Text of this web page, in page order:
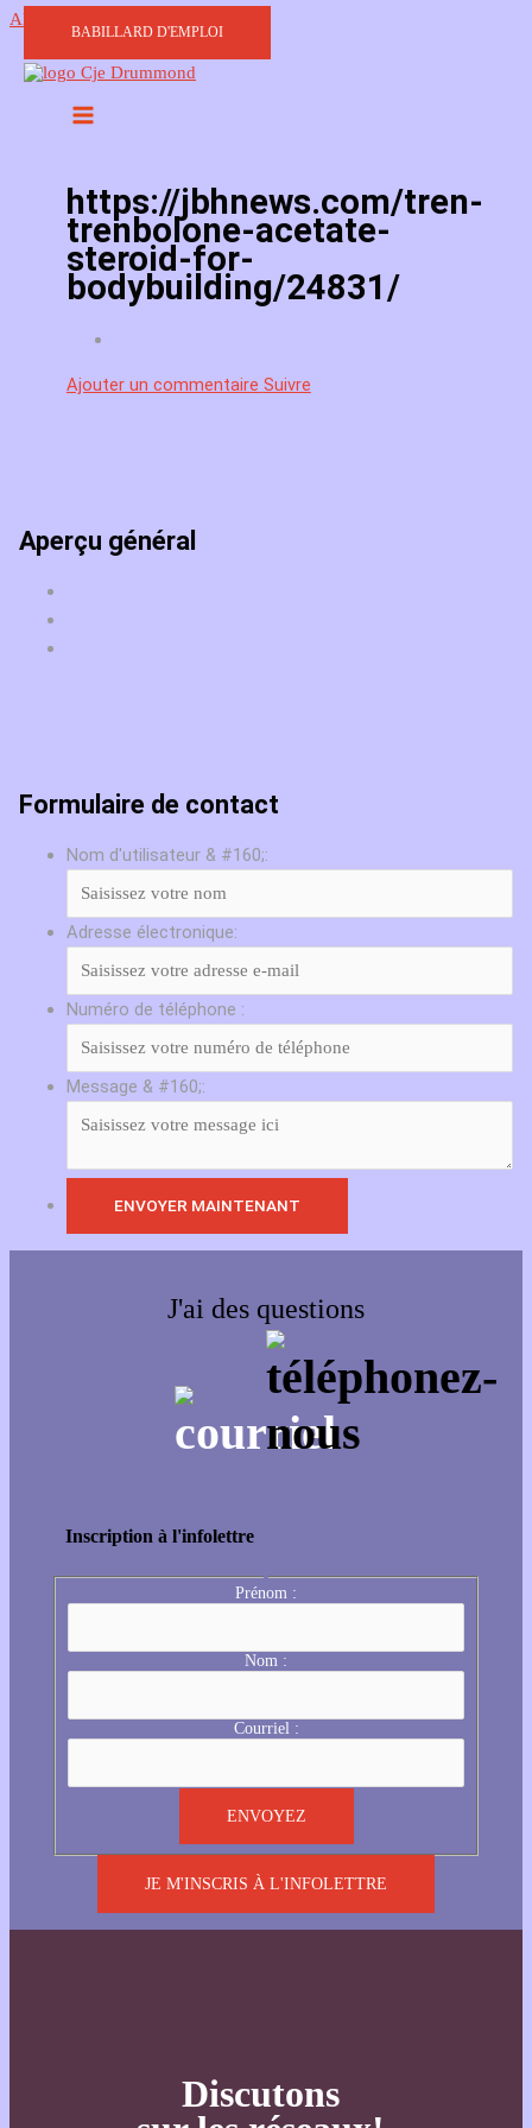
Aller au contenu
BABILLARD D'EMPLOI
https://jbhnews.com/tren-
trenbolone-acetate-
steroid-for-
bodybuilding/24831/
Ajouter un commentaire Suivre
Aperçu général
Formulaire de contact
Nom d'utilisateur & #160;:
Adresse électronique:
Numéro de téléphone :
Message & #160;:
J'ai des questions
Inscription à l'infolettre
Prénom :
Nom :
Courriel :
JE M'INSCRIS À L'INFOLETTRE
Discutons